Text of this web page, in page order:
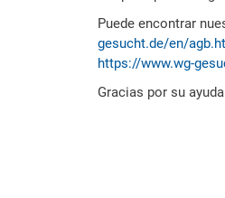
Puede encontrar
gesucht.de/en/
https://www.wg-
Gracias por su